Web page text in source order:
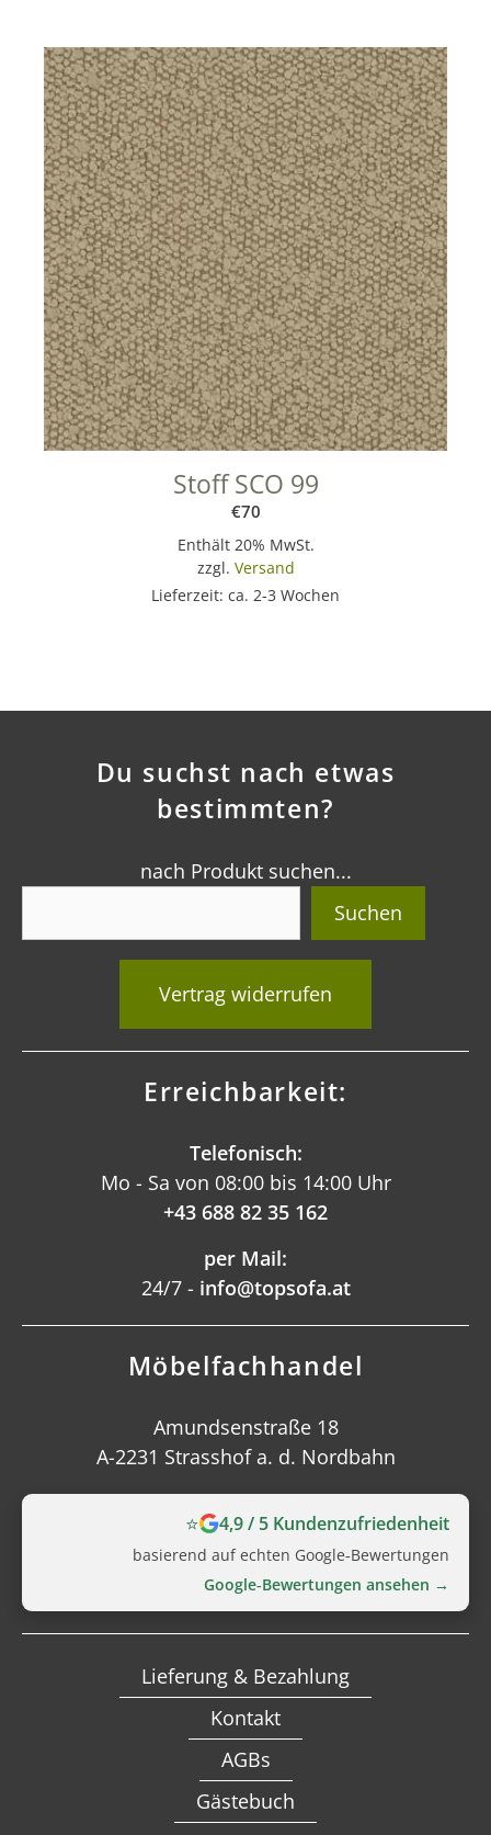
Stoff SCO 99
€70
Enthält 20% MwSt.
zzgl. Versand
Lieferzeit: ca. 2-3 Wochen
Du suchst nach etwas
bestimmten?
nach Produkt suchen...
Suchen
Vertrag widerrufen
Erreichbarkeit:
Telefonisch:
Mo - Sa von 08:00 bis 14:00 Uhr
+43 688 82 35 162
per Mail:
24/7 - info@topsofa.at
Möbelfachhandel
Amundsenstraße 18
A-2231 Strasshof a. d. Nordbahn
⭐ 4,9 / 5 Kundenzufriedenheit
basierend auf echten Google‑Bewertungen
Google‑Bewertungen ansehen →
Lieferung & Bezahlung
Kontakt
AGBs
Gästebuch